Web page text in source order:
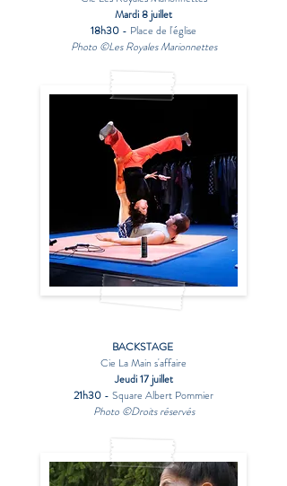
Mardi 8 juillet
18h30 - Place de l'église
Photo ©Les Royales Marionnettes
BACKSTAGE
Cie La Main s'affaire
Jeudi 17 juillet
21h30 - Square Albert Pommier
Photo ©Droits réservés